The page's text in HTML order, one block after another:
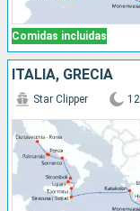
Comidas incluidas
ITALIA, GRECIA
Star Clipper